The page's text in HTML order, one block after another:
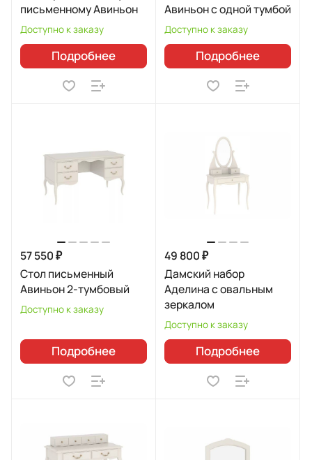
письменному Авиньон
Доступно к заказу
Подробнее
Авиньон с одной тумбой
Доступно к заказу
Подробнее
57 550 ₽
Стол письменный
Авиньон 2-тумбовый
Доступно к заказу
Подробнее
49 800 ₽
Дамский набор
Аделина с овальным
зеркалом
Доступно к заказу
Подробнее